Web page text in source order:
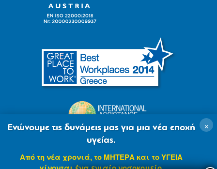
×
Ενώνουμε τις δυνάμεις μας για μια νέα εποχή
υγείας.
Από τη νέα χρονιά, το ΜΗΤΕΡΑ και το ΥΓΕΙΑ